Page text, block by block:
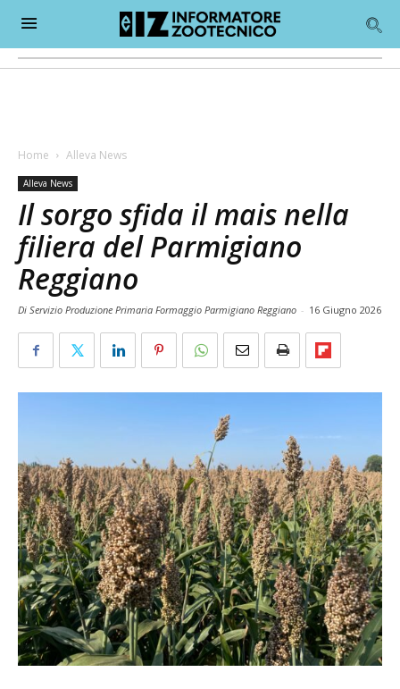
Home Alleva News
Alleva News
Il sorgo sfida il mais nella
filiera del Parmigiano
Reggiano
Di Servizio Produzione Primaria Formaggio Parmigiano Reggiano - 16 Giugno 2026